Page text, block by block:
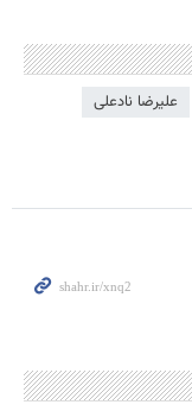
علیرضا نادعلی